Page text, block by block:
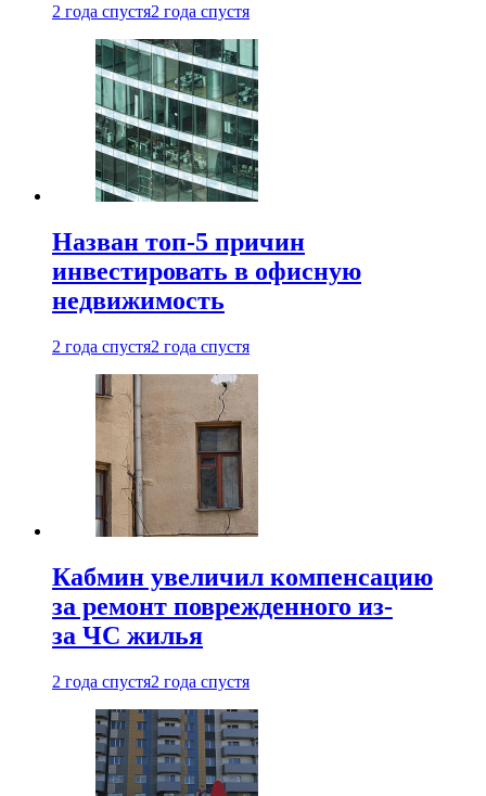
2 года спустя2 года спустя
Назван топ-5 причин
инвестировать в офисную
недвижимость
2 года спустя2 года спустя
Кабмин увеличил компенсацию
за ремонт поврежденного из-
за ЧС жилья
2 года спустя2 года спустя